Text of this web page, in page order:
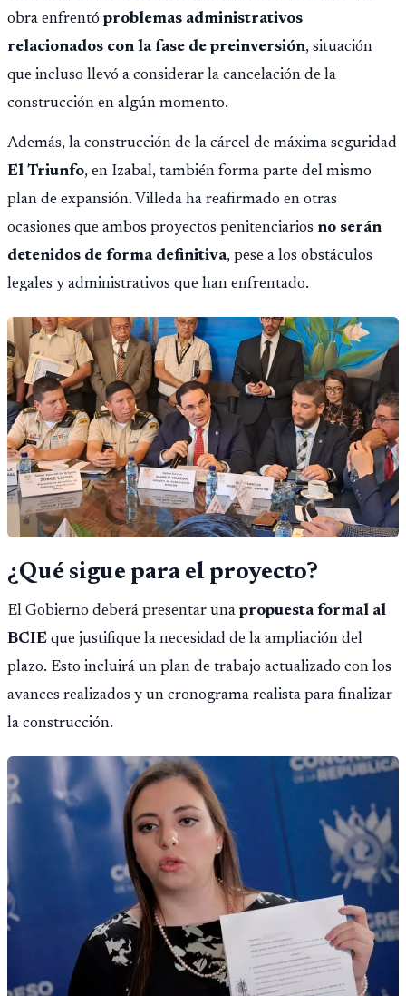
obra enfrentó problemas administrativos
relacionados con la fase de preinversión, situación
que incluso llevó a considerar la cancelación de la
construcción en algún momento.
Además, la construcción de la cárcel de máxima seguridad
El Triunfo, en Izabal, también forma parte del mismo
plan de expansión. Villeda ha reafirmado en otras
ocasiones que ambos proyectos penitenciarios no serán
detenidos de forma definitiva, pese a los obstáculos
legales y administrativos que han enfrentado.
¿Qué sigue para el proyecto?
El Gobierno deberá presentar una propuesta formal al
BCIE que justifique la necesidad de la ampliación del
plazo. Esto incluirá un plan de trabajo actualizado con los
avances realizados y un cronograma realista para finalizar
la construcción.